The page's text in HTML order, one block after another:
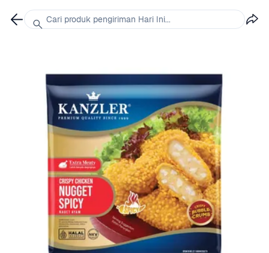
Cari produk pengiriman Hari Ini...